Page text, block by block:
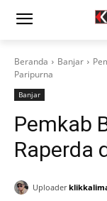
Beranda Banjar
Paripurna
Banjar
Pemkab
Raperda
Uploader